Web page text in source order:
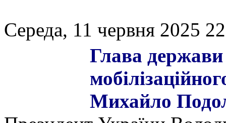
Середа, 11 червня 2025
Глава
Михайло